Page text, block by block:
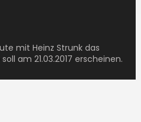
mit Heinz Strunk das
am 21.03.2017 erscheinen.